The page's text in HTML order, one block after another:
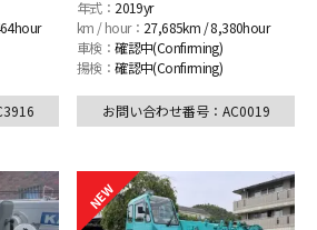
年式： 2019yr
km / hour： 27,685km / 8,380hour
車検：確認中(Confirming)
揚検：確認中(Confirming)
お問い合わせ番号：AC0019